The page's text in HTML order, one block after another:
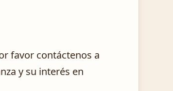
favor contáctenos a
y su interés en